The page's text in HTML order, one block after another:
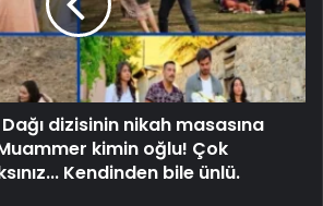
Dağı dizisinin nikah masasına
kimin oğlu! Çok
Kendinden bile ünlü.